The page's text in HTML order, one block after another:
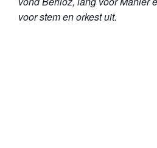
voor stem en orkest uit.